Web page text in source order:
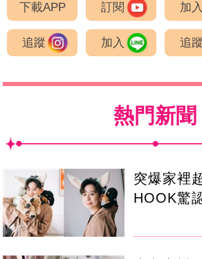
下載APP 訂閱 加入
追蹤 加入 追蹤
熱門新聞
突爆家裡
HOOK驚